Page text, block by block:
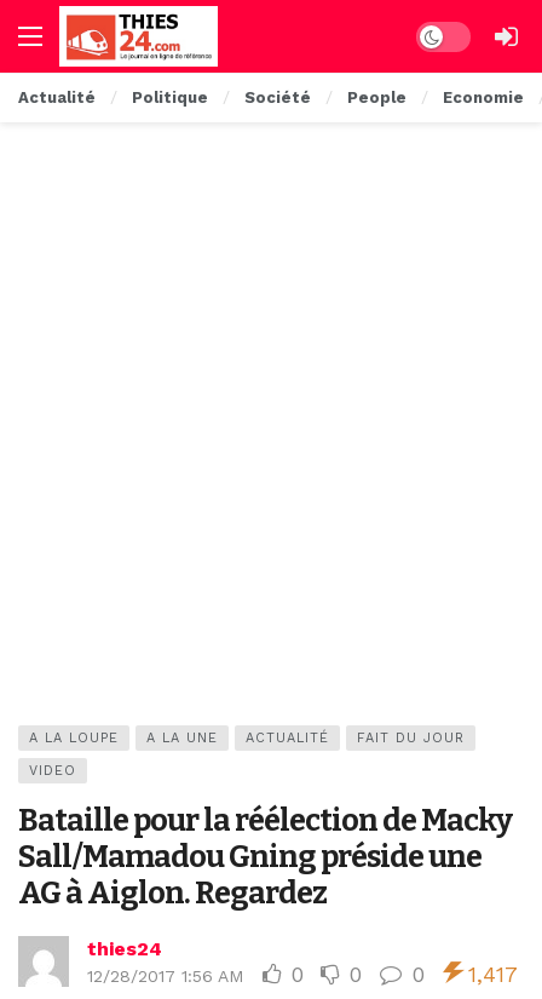
Dark mode
Actualité Politique Société People Economie
A LA LOUPE A LA UNE ACTUALITÉ FAIT DU JOUR
VIDEO
Bataille pour la réélection de Macky
Sall/Mamadou Gning préside une
AG à Aiglon. Regardez
thies24
12/28/2017 1:56 AM 0 0 0 1,417